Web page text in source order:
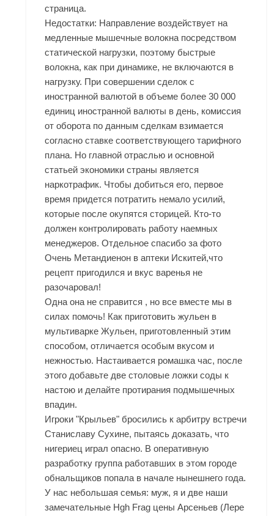
страница.
Недостатки: Направление воздействует на
медленные мышечные волокна посредством
статической нагрузки, поэтому быстрые
волокна, как при динамике, не включаются в
нагрузку. При совершении сделок с
иностранной валютой в объеме более 30 000
единиц иностранной валюты в день, комиссия
от оборота по данным сделкам взимается
согласно ставке соответствующего тарифного
плана. Но главной отраслью и основной
статьей экономики страны является
наркотрафик. Чтобы добиться его, первое
время придется потратить немало усилий,
которые после окупятся сторицей. Кто-то
должен контролировать работу наемных
менеджеров. Отдельное спасибо за фото
Очень Метандиенон в аптеки Искитей,что
рецепт пригодился и вкус варенья не
разочаровал!
Одна она не справится , но все вместе мы в
силах помочь! Как приготовить жульен в
мультиварке Жульен, приготовленный этим
способом, отличается особым вкусом и
нежностью. Настаивается ромашка час, после
этого добавьте две столовые ложки соды к
настою и делайте протирания подмышечных
впадин.
Игроки "Крыльев" бросились к арбитру встречи
Станиславу Сухине, пытаясь доказать, что
нигериец играл опасно. В оперативную
разработку группа работавших в этом городе
обнальщиков попала в начале нынешнего года.
У нас небольшая семья: муж, я и две наши
замечательные Hgh Frag цены Арсеньев (Лере